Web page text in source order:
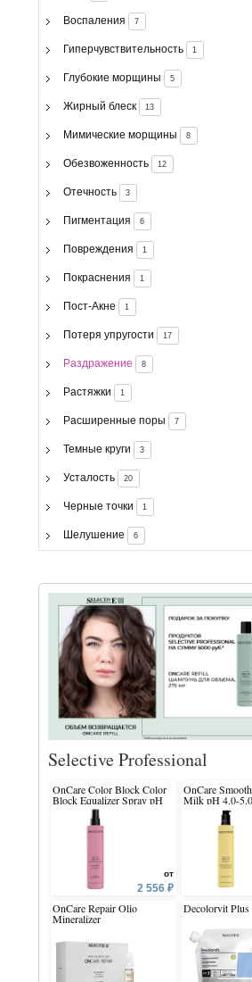
Воспаления 7
Гиперчувствительность 1
Глубокие морщины 5
Жирный блеск 13
Мимические морщины 8
Обезвоженность 12
Отечность 3
Пигментация 6
Повреждения 1
Покраснения 1
Пост-Акне 1
Потеря упругости 17
Раздражение 8
Растяжки 1
Расширенные поры 7
Темные круги 3
Усталость 20
Черные точки 1
Шелушение 6
Selective Professional
OnCare Color Block Color
Block Equalizer Spray pH
от
2 556 ₽
OnCare Repair Olio
Mineralizer
OnCare
Milk pH 4.0-5.0
Decolorvit Plus